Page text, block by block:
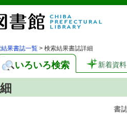
果書誌一覧 > 検索結果書誌詳細
いろいろ検索 新着資料
書